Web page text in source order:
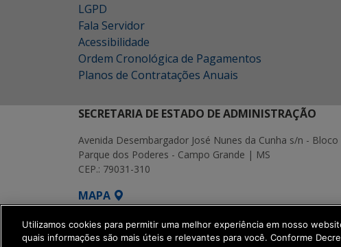
LGPD
Fala Servidor
Acessibilidade
Ordem Cronológica de Pagamentos
Planos de Contratações Anuais
SECRETARIA DE ESTADO DE ADMINISTRAÇÃO
Avenida Desembargador José Nunes da Cunha s/n - Bloco
Parque dos Poderes - Campo Grande | MS
CEP.: 79031-310
MAPA
SETDIG | Secretaria-Executiva de
Utilizamos cookies para permitir uma melhor experiência em nosso
quais informações são mais úteis e relevantes para você. Conforme